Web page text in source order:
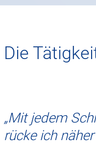
Die
„Mit jedem
rücke ich